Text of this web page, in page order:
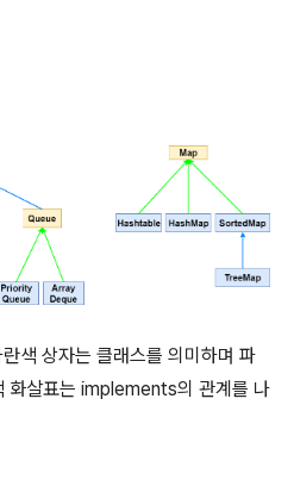
색 상자는 클래스를 의미하며 파
화살표는 implements의 관계를 나